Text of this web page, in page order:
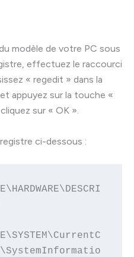
modèle de votre PC sous
effectuez le raccourci
« regedit » dans la
appuyez sur la touche «
sur « OK ».
ci-dessous :